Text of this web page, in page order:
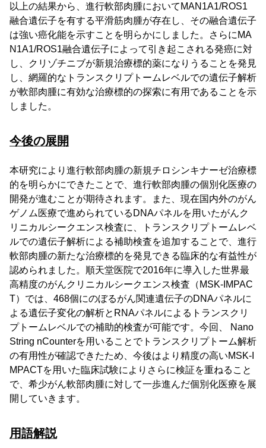
以上の結果から、進行軟部肉腫においてMAN1A1/ROS1
融合遺伝子を有する平滑筋肉腫が存在し、その融合遺伝子
は強い癌化能を示すことを明らかにしました。さらにMA
N1A1/ROS1融合遺伝子によって引き起こされる発癌に対
し、クリゾチニブが新規治療標的薬になりうることを発見
し、網羅的なトランスクリプトームレベルでの遺伝子解析
が軟部肉腫に有効な治療標的の探索に有用であることを示
しました。
今後の展開
本研究により進行軟部肉腫の新規チロシンキナーゼ治療標
的を明らかにできたことで、進行軟部肉腫の個別化医療の
開発が進むことが期待されます。また、現在国内外のがん
ゲノム医療で進められているDNAパネルを用いたがんク
リニカルシークエンス検査に、トランスクリプトームレベ
ルでの遺伝子解析による補助検査を追加することで、進行
軟部肉腫の新たな治療標的を発見できる臨床的な有益性が
認められました。順天堂医院で2016年に導入した世界最
高精度のがんクリニカルシークエンス検査（MSK-IMPAC
T）では、468個にのぼるがん関連遺伝子のDNAパネルに
よる遺伝子変化の解析とRNAパネルによるトランスクリ
プトームレベルでの補助的検査が可能です。今回、 Nano
String nCounterを用いることでトランスクリプトーム解析
の有用性が確認できたため、今後はより精度の高いMSK-I
MPACTを用いた臨床試験によりさらに検証を重ねること
で、希少がん軟部肉腫に対して一歩進んだ個別化医療を展
開していきます。
用語解説